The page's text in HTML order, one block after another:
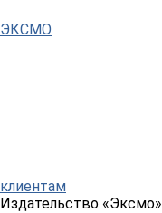
ЭКСМО
клиентам
Издательство «Эксмо»